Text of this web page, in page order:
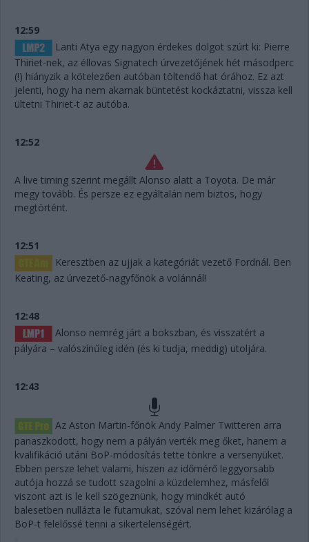
12:59
Lanti Atya egy nagyon érdekes dolgot szúrt ki: Pierre
Thiriet-nek, az éllovas Signatech úrvezetőjének hét másodperc
(!) hiányzik a kötelezően autóban töltendő hat órához. Ez azt
jelenti, hogy ha nem akarnak büntetést kockáztatni, vissza kell
ültetni Thiriet-t az autóba.
12:52
A live timing szerint megállt Alonso alatt a Toyota. De már
megy tovább. És persze ez egyáltalán nem biztos, hogy
megtörtént.
12:51
Keresztben az ujjak a kategóriát vezető Fordnál. Ben
Keating, az úrvezető-nagyfőnök a volánnál!
12:48
Alonso nemrég járt a bokszban, és visszatért a
pályára – valószínűleg idén (és ki tudja, meddig) utoljára.
12:43
Az Aston Martin-főnök Andy Palmer Twitteren arra
panaszkodott, hogy nem a pályán verték meg őket, hanem a
kvalifikáció utáni BoP-módosítás tette tönkre a versenyüket.
Ebben persze lehet valami, hiszen az időmérő leggyorsabb
autója hozzá se tudott szagolni a küzdelemhez, másfelől
viszont azt is le kell szögeznünk, hogy mindkét autó
balesetben nullázta le futamukat, szóval nem lehet kizárólag a
BoP-t felelőssé tenni a sikertelenségért.